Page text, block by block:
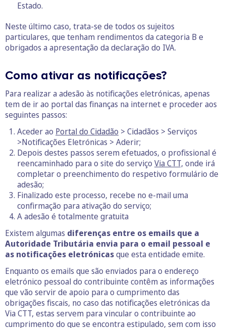
Estado.
Neste último caso, trata-se de todos os sujeitos
particulares, que tenham rendimentos da categoria B e
obrigados a apresentação da declaração do IVA.
Como ativar as notificações?
Para realizar a adesão às notificações eletrónicas, apenas
tem de ir ao portal das finanças na internet e proceder aos
seguintes passos:
Aceder ao Portal do Cidadão > Cidadãos > Serviços
>Notificações Eletrónicas > Aderir;
Depois destes passos serem efetuados, o profissional é
reencaminhado para o site do serviço Via CTT, onde irá
completar o preenchimento do respetivo formulário de
adesão;
Finalizado este processo, recebe no e-mail uma
confirmação para ativação do serviço;
A adesão é totalmente gratuita
Existem algumas diferenças entre os emails que a
Autoridade Tributária envia para o email pessoal e
as notificações eletrónicasque esta entidade emite.
Enquanto os emails que são enviados para o endereço
eletrónico pessoal do contribuinte contêm as informações
que vão servir de apoio para o cumprimento das
obrigações fiscais, no caso das notificações eletrónicas da
Via CTT, estas servem para vincular o contribuinte ao
cumprimento do que se encontra estipulado, sem com isso